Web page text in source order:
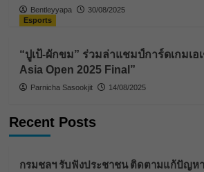
Bentleyyapa
30/08/2025
Esports
“ปูเป้-ผักขม” ร่วมล่าแชมป์การ์ดเกมเอ
Asia Open 2025 Final”
Parnicha Sasookjit 14/08/2025
Recent Posts
กรมชลฯ รับฟังประชาชน ติดตามแก้ปัญห